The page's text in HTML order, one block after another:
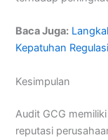
Baca Juga:
Kepatuhan Regulasi
Kesimpulan
Audit GCG
reputasi